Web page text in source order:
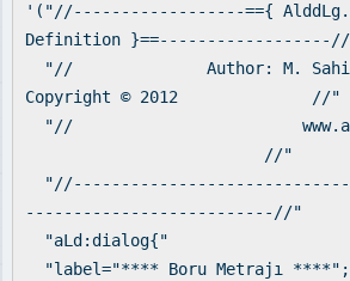
'("//------------------=={
Definition
"// Author: M. Sahin
Copyright © 2012 //"
"//
//"
--------------------------//"
"aLd:dialog{"
"label="**** Boru Metrajı